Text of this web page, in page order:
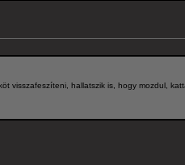
visszafeszíteni, hallatszik is, hogy mozdul,